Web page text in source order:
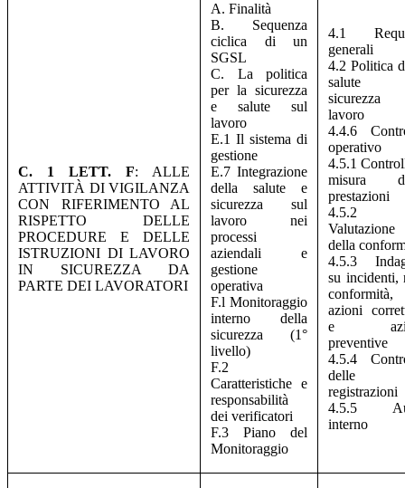
C. 1 LETT. F: ALLE
ATTIVITÀ DI VIGILANZA
CON RIFERIMENTO AL
RISPETTO DELLE
PROCEDURE E DELLE
ISTRUZIONI DI LAVORO
IN SICUREZZA DA
PARTE DEI LAVORATORI
A. Finalità
B. Sequenza
ciclica di un
SGSL
C. La politica
per la sicurezza
e salute sul
lavoro
E.1 Il sistema di
gestione
E.7 Integrazione
della salute e
sicurezza sul
lavoro nei
processi
aziendali e
gestione
operativa
F.l Monitoraggio
interno della
sicurezza (1°
livello)
F.2
Caratteristiche e
responsabilità
dei verificatori
F.3 Piano del
Monitoraggio
4.1
generali
4.2 Politica
salute
sicurezza
lavoro
4.4.6
operativo
4.5.1
misura
prestazioni
4.5.2
Valutazione
della
4.5.3
su incidenti,
conformità,
azioni
e
preventive
4.5.4
delle
registrazioni
4.5.5
interno